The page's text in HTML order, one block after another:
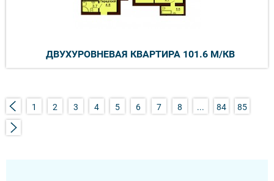
ДВУХУРОВНЕВАЯ КВАРТИРА 101.6 М/КВ
1 2 3 4 5 6 7 8 ... 84 85